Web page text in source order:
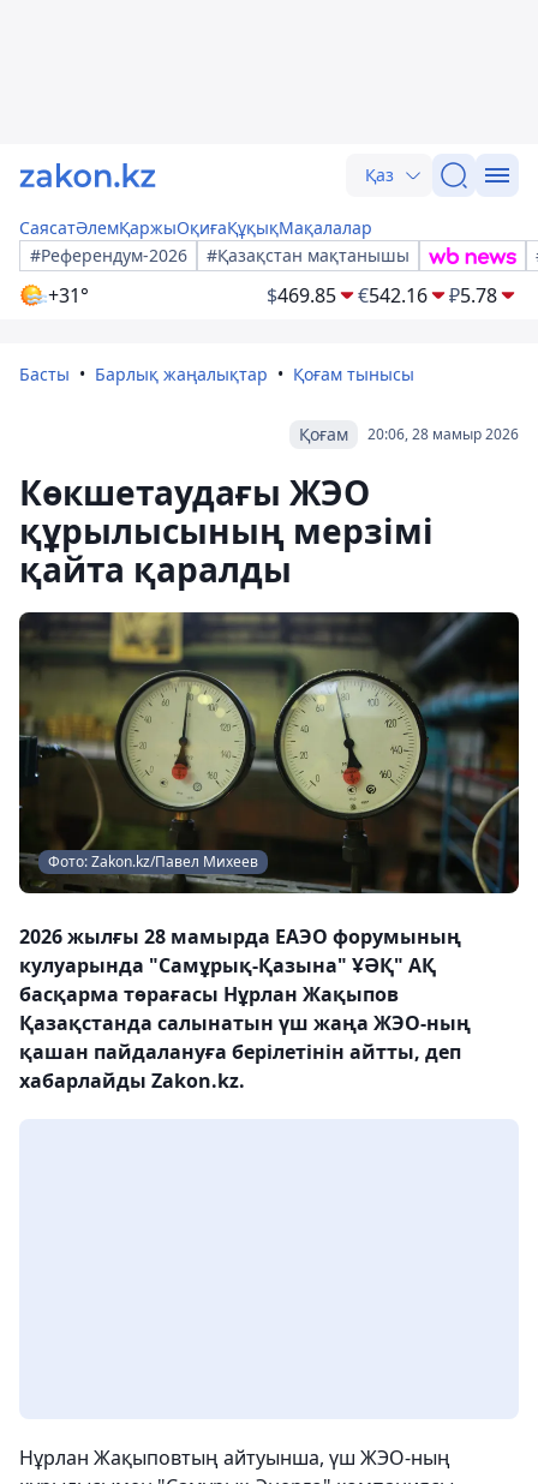
Қаз
СаясатӘлемҚаржыОқиғаҚұқықМақалалар
#Референдум-2026
#Қазақстан мақтанышы
+31° $469.85 €542.16 ₽5.78
Басты Барлық жаңалықтар Қоғам тынысы
20:06, 28 мамыр 2026
Қоғам
Көкшетаудағы ЖЭО
құрылысының мерзімі
қайта қаралды
Фото: Zakon.kz/Павел Михеев
2026 жылғы 28 мамырда ЕАЭО форумының
кулуарында "Самұрық-Қазына" ҰӘҚ" АҚ
басқарма төрағасы Нұрлан Жақыпов
Қазақстанда салынатын үш жаңа ЖЭО-ның
қашан пайдалануға берілетінін айтты, деп
хабарлайды Zakon.kz.
Нұрлан Жақыповтың айтуынша, үш ЖЭО-ның